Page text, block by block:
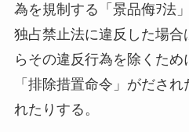
為を規制する「景品侮ｦ法」
独占禁止法に違反した場
らその違反行為を除くた
「排除措置命令」がださ
れたりする。